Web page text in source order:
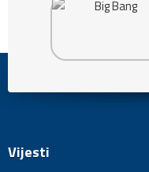
Vijesti